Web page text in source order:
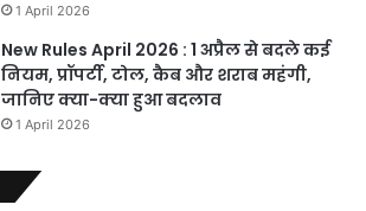
1 April 2026
New Rules April 2026 : 1 अप्रैल से बदले कई
नियम, प्रॉपर्टी, टोल, कैब और शराब महंगी,
जानिए क्या-क्या हुआ बदलाव
1 April 2026